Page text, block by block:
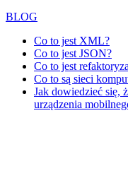
BLOG
Co to jest XML?
Co to jest JSON?
Co to jest
Co to są sieci
Jak dowiedzieć się,
urządzenia